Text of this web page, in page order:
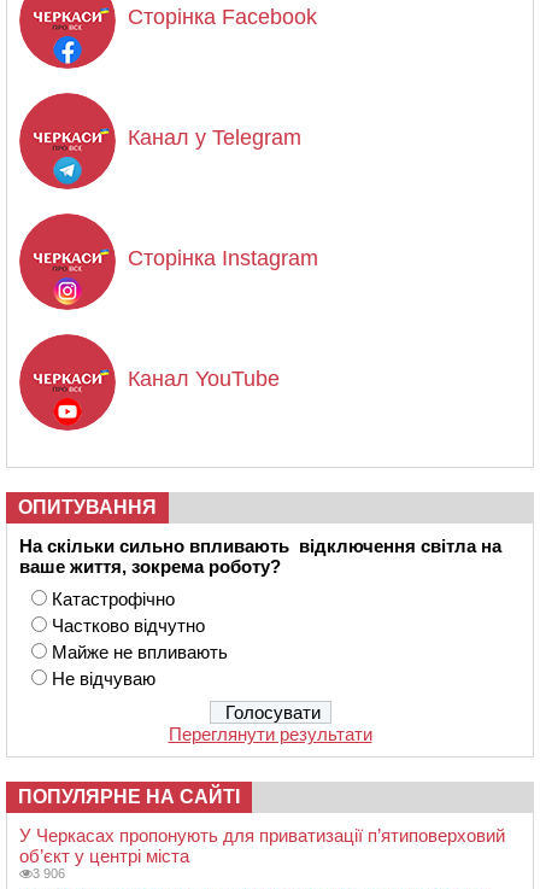
Сторінка Facebook
Канал у Telegram
Сторінка Instagram
Канал YouTube
ОПИТУВАННЯ
На скільки сильно впливають відключення світла на
ваше життя, зокрема роботу?
Катастрофічно
Частково відчутно
Майже не впливають
Не відчуваю
Переглянути результати
ПОПУЛЯРНЕ НА САЙТІ
У Черкасах пропонують для приватизації п’ятиповерховий
об’єкт у центрі міста
3 906